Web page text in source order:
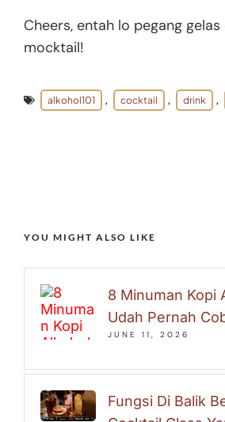
Cheers, entah lo pegang
mocktail!
alkohol101 , cocktail , drink ,
YOU MIGHT ALSO LIKE
8 Minuman Kopi
Udah Pernah
JUNE 11, 2026
Fungsi Di Balik